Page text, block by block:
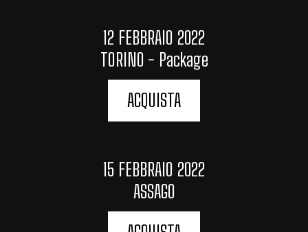
12 FEBBRAIO 2022
TORINO - Package
ACQUISTA
15 FEBBRAIO 2022
ASSAGO